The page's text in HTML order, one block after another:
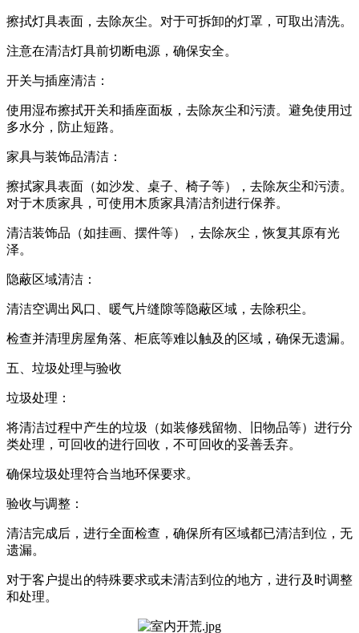
擦拭灯具表面，去除灰尘。对于可拆卸的灯罩，可取出清洗。
注意在清洁灯具前切断电源，确保安全。
开关与插座清洁：
使用湿布擦拭开关和插座面板，去除灰尘和污渍。避免使用过
多水分，防止短路。
家具与装饰品清洁：
擦拭家具表面（如沙发、桌子、椅子等），去除灰尘和污渍。
对于木质家具，可使用木质家具清洁剂进行保养。
清洁装饰品（如挂画、摆件等），去除灰尘，恢复其原有光
泽。
隐蔽区域清洁：
清洁空调出风口、暖气片缝隙等隐蔽区域，去除积尘。
检查并清理房屋角落、柜底等难以触及的区域，确保无遗漏。
五、垃圾处理与验收
垃圾处理：
将清洁过程中产生的垃圾（如装修残留物、旧物品等）进行分
类处理，可回收的进行回收，不可回收的妥善丢弃。
确保垃圾处理符合当地环保要求。
验收与调整：
清洁完成后，进行全面检查，确保所有区域都已清洁到位，无
遗漏。
对于客户提出的特殊要求或未清洁到位的地方，进行及时调整
和处理。